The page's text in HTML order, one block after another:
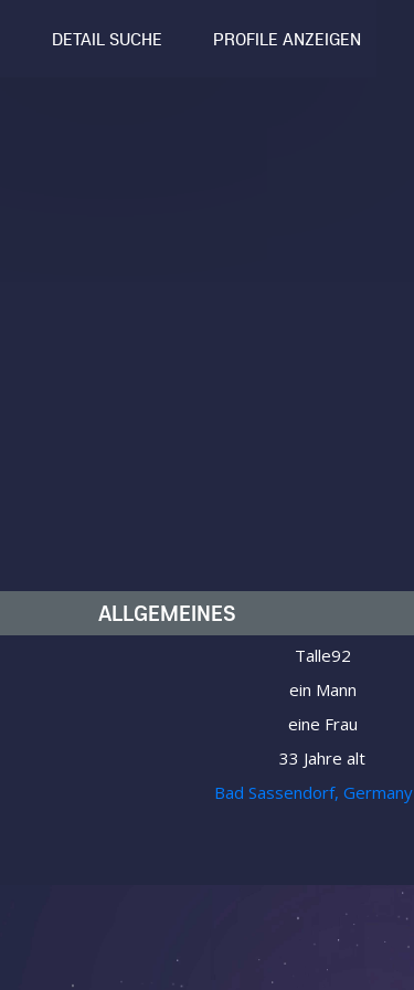
DETAIL SUCHE PROFILE ANZEIGEN
ALLGEMEINES
Talle92
ein Mann
eine Frau
33 Jahre alt
Bad Sassendorf, Germany